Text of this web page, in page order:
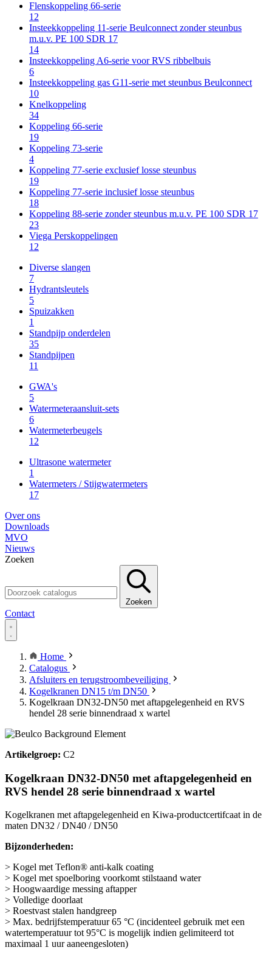
Flenskoppeling 66-serie
12
Insteekkoppeling 11-serie Beulconnect zonder steunbus
m.u.v. PE 100 SDR 17
14
Insteekkoppeling A6-serie voor RVS ribbelbuis
6
Insteekkoppeling gas G11-serie met steunbus Beulconnect
10
Knelkoppeling
34
Koppeling 66-serie
19
Koppeling 73-serie
4
Koppeling 77-serie exclusief losse steunbus
19
Koppeling 77-serie inclusief losse steunbus
18
Koppeling 88-serie zonder steunbus m.u.v. PE 100 SDR 17
23
Viega Perskoppelingen
12
Diverse slangen
7
Hydrantsleutels
5
Spuizakken
1
Standpijp onderdelen
35
Standpijpen
11
GWA's
5
Watermeteraansluit-sets
6
Watermeterbeugels
12
Ultrasone watermeter
1
Watermeters / Stijgwatermeters
17
Over ons
Downloads
MVO
Nieuws
Zoeken
Zoeken
Contact
Home
Catalogus
Afsluiters en terugstroombeveiliging
Kogelkranen DN15 t/m DN50
Kogelkraan DN32-DN50 met aftapgelegenheid en RVS
hendel 28 serie binnendraad x wartel
Artikelgroep: C2
Kogelkraan DN32-DN50 met aftapgelegenheid en
RVS hendel 28 serie binnendraad x wartel
Kogelkranen met aftapgelegenheid en Kiwa-productcertifcaat in de
maten DN32 / DN40 / DN50
Bijzonderheden:
> Kogel met Teflon® anti-kalk coating
> Kogel met spoelboring voorkomt stilstaand water
> Hoogwaardige messing aftapper
> Volledige doorlaat
> Roestvast stalen handgreep
> Max. bedrijfstemperatuur 65 °C (incidenteel gebruik met een
watertemperatuur tot 95°C is mogelijk indien gelimiteerd tot
maximaal 1 uur aaneengesloten)